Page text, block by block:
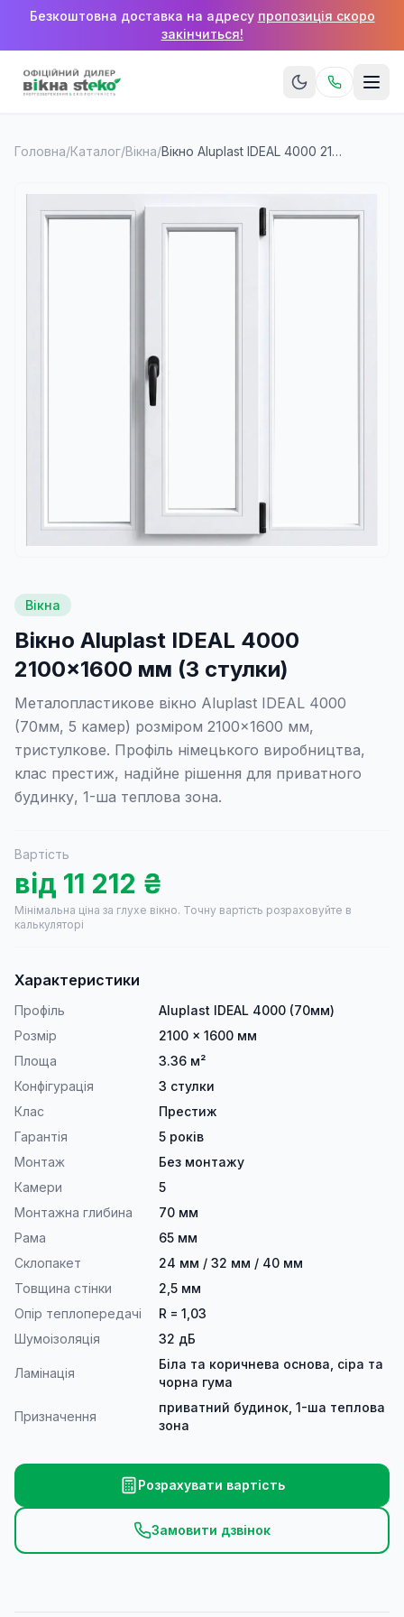
Безкоштовна доставка на адресу пропозиція скоро
закінчиться!
Головна/Каталог/Вікна/ Вікно Aluplast IDEAL 4000 2100×1600 мм (3 стулки)
Вікна
Вікно Aluplast IDEAL 4000
2100×1600 мм (3 стулки)
Металопластикове вікно Aluplast IDEAL 4000
(70мм, 5 камер) розміром 2100×1600 мм,
тристулкове. Профіль німецького виробництва,
клас престиж, надійне рішення для приватного
будинку, 1-ша теплова зона.
Вартість
від 11 212 ₴
Мінімальна ціна за глухе вікно. Точну вартість розраховуйте в
калькуляторі
Характеристики
Профіль
Aluplast IDEAL 4000 (70мм)
Розмір
2100 × 1600 мм
Площа
3.36 м²
Конфігурація
3 стулки
Клас
Престиж
Гарантія
5 років
Монтаж
Без монтажу
Камери
5
Монтажна глибина
70 мм
Рама
65 мм
Склопакет
24 мм / 32 мм / 40 мм
Товщина стінки
2,5 мм
Опір теплопередачі
R = 1,03
Шумоізоляція
32 дБ
Ламінація
Біла та коричнева основа, сіра та
чорна гума
Призначення
приватний будинок, 1-ша теплова
зона
Розрахувати вартість
Замовити дзвінок